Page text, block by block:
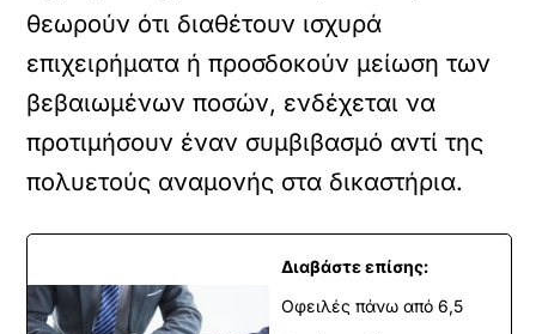
θεωρούν ότι διαθέτουν ισχυρά
επιχειρήματα ή προσδοκούν μείωση των
βεβαιωμένων ποσών, ενδέχεται να
προτιμήσουν έναν συμβιβασμό αντί της
πολυετούς αναμονής στα δικαστήρια.
Διαβάστε επίσης:
Οφειλές πάνω από 6,5